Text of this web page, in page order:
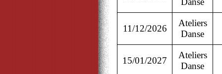
11/12/2026
Ateliers
Danse
15/01/2027
Ateliers
Danse